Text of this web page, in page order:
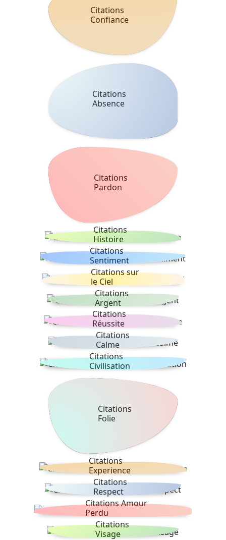
Citations
Confiance
Citations
Absence
Citations
Pardon
Citations
Histoire
Citations
Sentiment
Citations sur
le Ciel
Citations
Argent
Citations
Réussite
Citations
Calme
Citations
Civilisation
Citations
Folie
Citations
Experience
Citations
Respect
Citations Amour
Perdu
Citations
Visage